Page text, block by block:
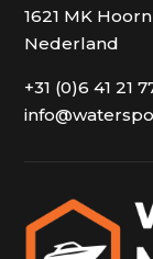
1621 MK Hoorn
Nederland
+31 (0)6 41 21